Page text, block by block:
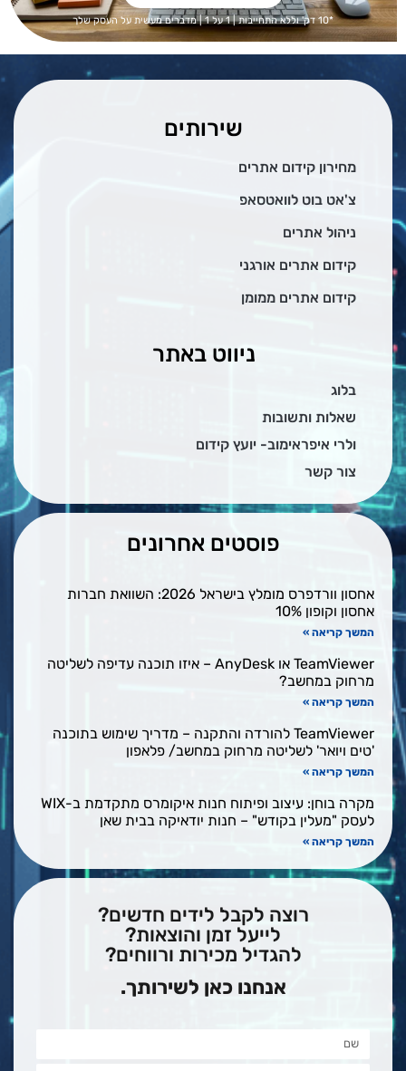
*10 דק' וללא התחייבות | 1 על 1 | מדברים מעשית על העסק שלך
שירותים
מחירון קידום אתרים
צ'אט בוט לוואטסאפ
ניהול אתרים
קידום אתרים אורגני
קידום אתרים ממומן
ניווט באתר
בלוג
שאלות ותשובות
ולרי איפראימוב- יועץ קידום
צור קשר
פוסטים אחרונים
אחסון וורדפרס מומלץ בישראל 2026: השוואת חברות
אחסון וקופון 10%
המשך קריאה »
TeamViewer או AnyDesk – איזו תוכנה עדיפה לשליטה
מרחוק במחשב?
המשך קריאה »
TeamViewer להורדה והתקנה – מדריך שימוש בתוכנה
'טים ויואר' לשליטה מרחוק במחשב/ פלאפון
המשך קריאה »
מקרה בוחן: עיצוב ופיתוח חנות איקומרס מתקדמת ב-WIX
לעסק "מעלין בקודש" – חנות יודאיקה בבית שאן
המשך קריאה »
רוצה לקבל לידים חדשים?
לייעל זמן והוצאות?
להגדיל מכירות ורווחים?
אנחנו כאן לשירותך.